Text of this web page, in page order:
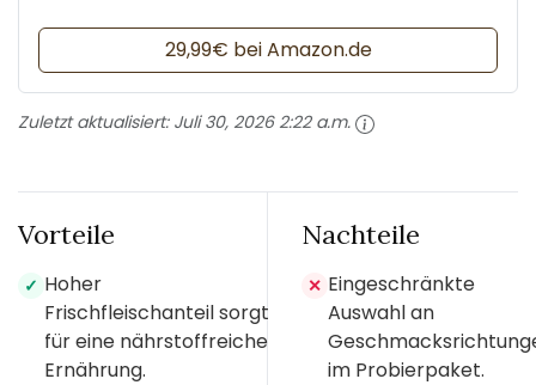
29,99€ bei Amazon.de
Zuletzt aktualisiert: Juli 30, 2026 2:22 a.m.
Vorteile
✓ Hoher
Frischfleischanteil sorgt
für eine nährstoffreiche
Ernährung.
Nachteile
✕ Eingeschränkte
Auswahl an
im Probierpaket.